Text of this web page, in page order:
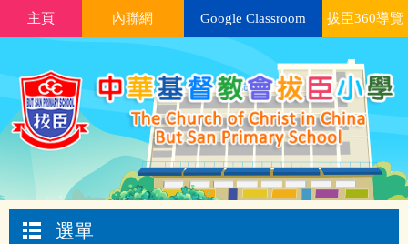
主頁 內聯網 Google Classroom 拔臣360導覽
選單